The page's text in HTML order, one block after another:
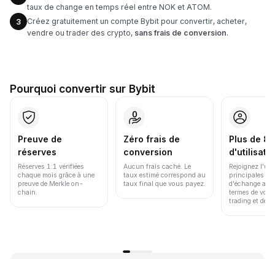
taux de change en temps réel entre NOK et ATOM.
3
Créez gratuitement un compte Bybit pour convertir, acheter,
vendre ou trader des crypto, sans frais de conversion.
Pourquoi convertir sur Bybit
Preuve de
réserves
Réserves 1:1 vérifiées
chaque mois grâce à une
preuve de Merkle on-
chain.
Zéro frais de
conversion
Aucun frais caché. Le
taux estimé correspond au
taux final que vous payez.
Plus de
Rejoignez
principales
d'échange au
termes de
trading et de